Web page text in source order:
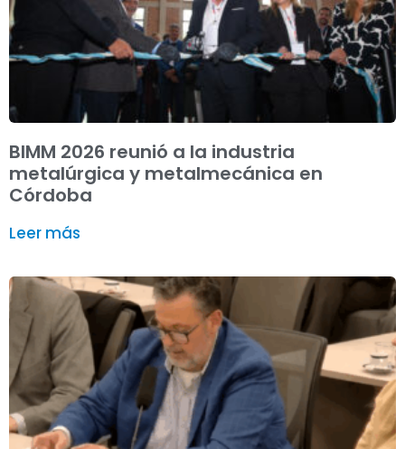
BIMM 2026 reunió a la industria
metalúrgica y metalmecánica en
Córdoba
Leer más